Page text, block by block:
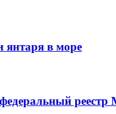
янтаря в море
реестр